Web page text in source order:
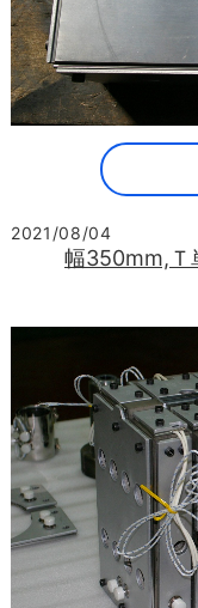
2021/08/04
幅350mm,Ｔ